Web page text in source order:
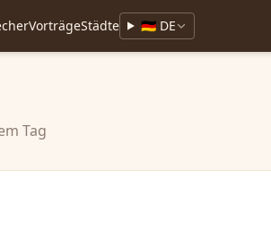
VorträgeStädte 🇩🇪 DE
Tag